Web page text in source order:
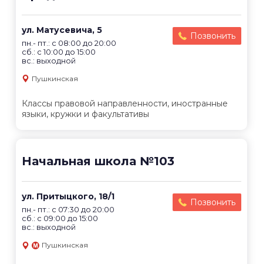
ул. Матусевича, 5
пн.- пт.: с 08:00 до 20:00
сб.: с 10:00 до 15:00
вс.: выходной
Позвонить
Пушкинская
Классы правовой направленности, иностранные
языки, кружки и факультативы
Начальная школа №103
ул. Притыцкого, 18/1
пн.- пт.: с 07:30 до 20:00
сб.: с 09:00 до 15:00
вс.: выходной
Позвонить
Пушкинская